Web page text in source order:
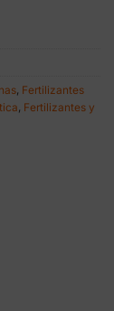
, Fertilizantes
, Fertilizantes y